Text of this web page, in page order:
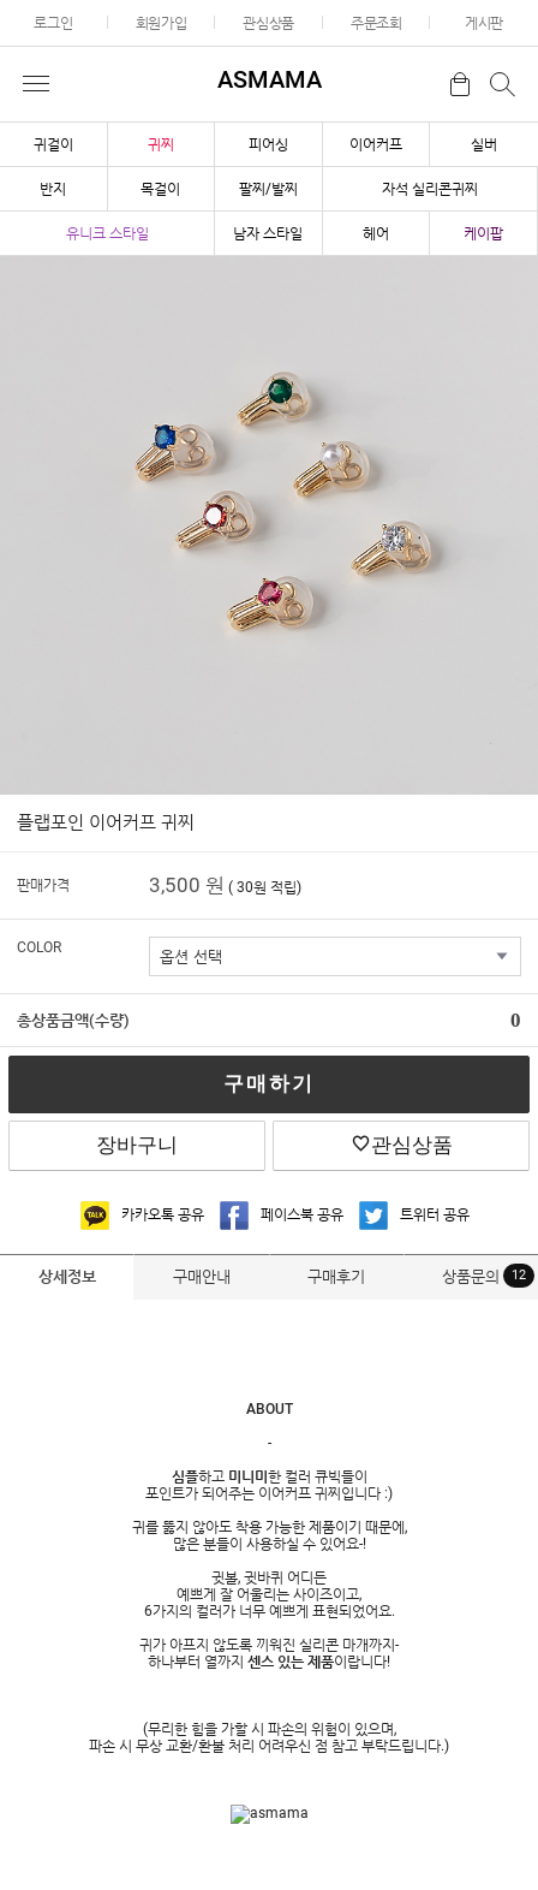
로그인 회원가입 관심상품 주문조회 게시판
ASMAMA
귀걸이 귀찌 피어싱 이어커프 실버
반지 목걸이 팔찌/발찌 자석 실리콘귀찌
유니크 스타일 남자 스타일 헤어 케이팝
플랩포인 이어커프 귀찌
판매가격 3,500 원 ( 30원 적립)
COLOR
총상품금액(수량) 0
구매하기
장바구니 관심상품
카카오톡 공유 페이스북 공유 트위터 공유
상세정보 구매안내 구매후기 12
상품문의
ABOUT
-
심플하고 미니미한 컬러 큐빅들이
포인트가 되어주는 이어커프 귀찌입니다 :)
귀를 뚫지 않아도 착용 가능한 제품이기 때문에,
많은 분들이 사용하실 수 있어요-!
귓볼, 귓바퀴 어디든
예쁘게 잘 어울리는 사이즈이고,
6가지의 컬러가 너무 예쁘게 표현되었어요.
귀가 아프지 않도록 끼워진 실리콘 마개까지-
하나부터 열까지 센스 있는 제품이랍니다!
(무리한 힘을 가할 시 파손의 위험이 있으며,
파손 시 무상 교환/환불 처리 어려우신 점 참고 부탁드립니다.)